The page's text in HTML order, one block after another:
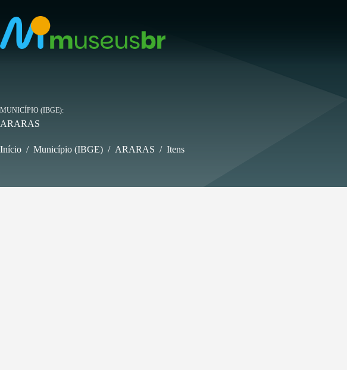
para
conteúdo
MUNICÍPIO (IBGE)
ARARAS
Início / Município (IBGE) / ARARAS / Itens